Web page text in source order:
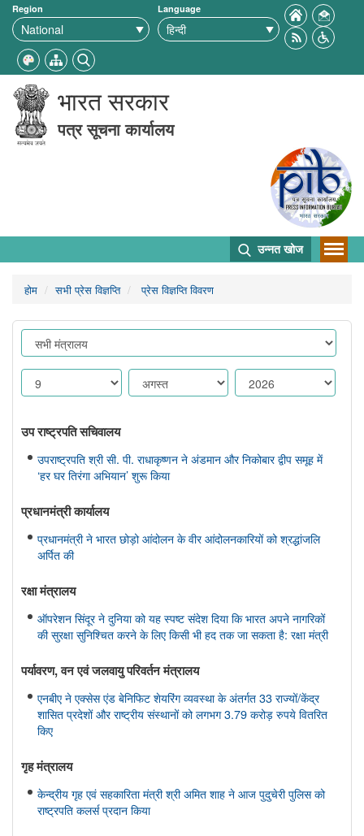
Region Language
भारत सरकार
पत्र सूचना कार्यालय
उन्नत खोज
होम सभी प्रेस विज्ञप्ति प्रेस विज्ञप्ति विवरण
उप राष्ट्रपति सचिवालय
उपराष्ट्रपति श्री सी. पी. राधाकृष्णन ने अंडमान और निकोबार द्वीप समूह में
‘हर घर तिरंगा अभियान’ शुरू किया
प्रधानमंत्री कार्यालय
प्रधानमंत्री ने भारत छोड़ो आंदोलन के वीर आंदोलनकारियों को श्रद्धांजलि
अर्पित की
रक्षा मंत्रालय
ऑपरेशन सिंदूर ने दुनिया को यह स्पष्ट संदेश दिया कि भारत अपने नागरिकों
की सुरक्षा सुनिश्चित करने के लिए किसी भी हद तक जा सकता है: रक्षा मंत्री
पर्यावरण, वन एवं जलवायु परिवर्तन मंत्रालय
एनबीए ने एक्सेस एंड बेनिफिट शेयरिंग व्यवस्था के अंतर्गत 33 राज्यों/केंद्र
शासित प्रदेशों और राष्ट्रीय संस्थानों को लगभग 3.79 करोड़ रुपये वितरित
किए
गृह मंत्रालय
केन्द्रीय गृह एवं सहकारिता मंत्री श्री अमित शाह ने आज पुदुचेरी पुलिस को
राष्ट्रपति कलर्स प्रदान किया